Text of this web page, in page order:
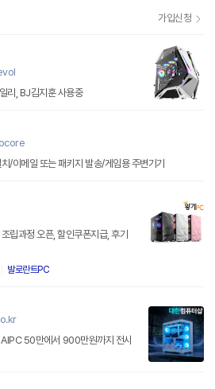
가입신청
리, BJ김지훈 사용중
/이메일 또는 패키지 발송/게임용 주변기기
립과정 오픈, 할인쿠폰지급, 후기
발로란트PC
지 전시